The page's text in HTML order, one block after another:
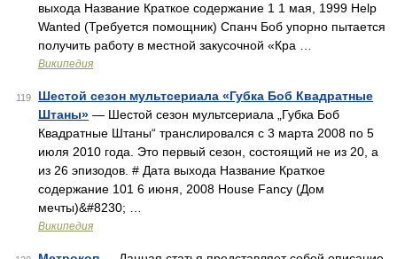
выхода Название Краткое содержание 1 1 мая, 1999 Help
Wanted (Требуется помощник) Спанч Боб упорно пытается
получить работу в местной закусочной «Кра …
Википедия
119
Шестой сезон мультсериала «Губка Боб Квадратные
Штаны» — Шестой сезон мультсериала „Губка Боб
Квадратные Штаны“ транслировался с 3 марта 2008 по 5
июля 2010 года. Это первый сезон, состоящий не из 20, а
из 26 эпизодов. # Дата выхода Название Краткое
содержание 101 6 июня, 2008 House Fancy (Дом
мечты)&#8230; …
Википедия